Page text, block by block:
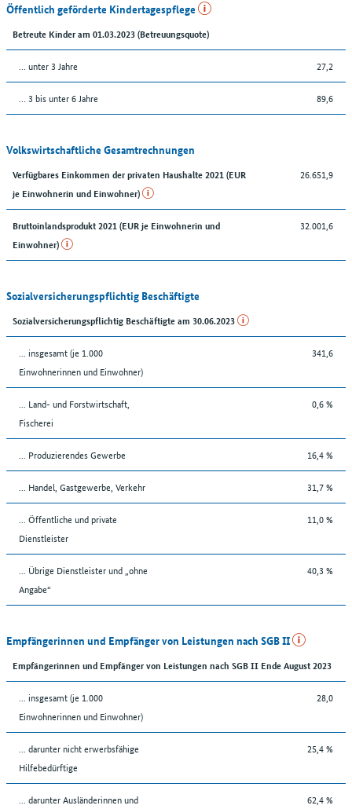
Öffentlich geförderte Kindertagespflege
Betreute Kinder am 01.03.2023 (Betreuungsquote)
… unter 3 Jahre 27,2
… 3 bis unter 6 Jahre 89,6
Volkswirtschaftliche Gesamtrechnungen
Verfügbares Einkommen der privaten Haushalte 2021 (EUR
je Einwohnerin und Einwohner)
26.651,9
Bruttoinlandsprodukt 2021 (EUR je Einwohnerin und
Einwohner)
32.001,6
Sozialversicherungspflichtig Beschäftigte
Sozialversicherungspflichtig Beschäftigte am 30.06.2023
... insgesamt (je 1.000
Einwohnerinnen und Einwohner)
341,6
... Land- und Forstwirtschaft,
Fischerei
0,6 %
... Produzierendes Gewerbe 16,4 %
... Handel, Gastgewerbe, Verkehr 31,7 %
... Öffentliche und private
Dienstleister
11,0 %
... Übrige Dienstleister und „ohne
Angabe“
40,3 %
Empfängerinnen und Empfänger von Leistungen nach SGB II
Empfängerinnen und Empfänger von Leistungen nach SGB II Ende August 2023
... insgesamt (je 1.000
Einwohnerinnen und Einwohner)
28,0
... darunter nicht erwerbsfähige
Hilfebedürftige
25,4 %
... darunter Ausländerinnen und
62,4 %